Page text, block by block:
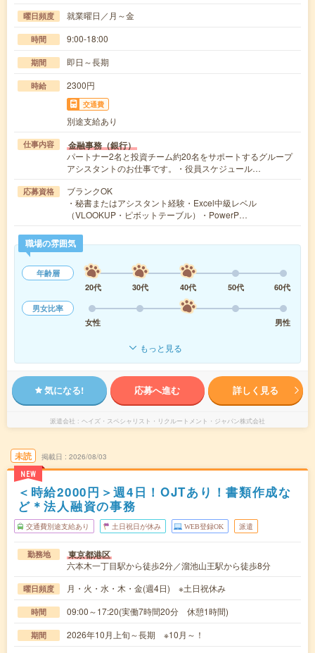
曜日頻度 就業曜日／月～金
時間 9:00-18:00
期間 即日～長期
時給 2300円
交通費
別途支給あり
仕事内容 金融事務（銀行）
パートナー2名と投資チーム約20名をサポートするグループ
アシスタントのお仕事です。・役員スケジュール…
応募資格
ブランクOK
・秘書またはアシスタント経験・Excel中級レベル
（VLOOKUP・ピボットテーブル）・PowerP…
職場の雰囲気
年齢層
20代
30代 40代 50代
60代
男女比率
女性
男性
もっと見る
気になる! 応募へ進む 詳しく見る
派遣会社 ヘイズ・スペシャリスト・リクルートメント・ジャパン株式会社
未読
NEW
掲載日 2026/08/03
＜時給2000円＞週4日！OJTあり！書類作成な
ど＊法人融資の事務
交通費別途支給あり 土日祝日が休み WEB登録OK 派遣
勤務地 東京都港区
六本木一丁目駅から徒歩2分／溜池山王駅から徒歩8分
曜日頻度 月・火・水・木・金(週4日) ※土日祝休み
時間 09:00～17:20(実働7時間20分 休憩1時間)
期間
2026年10月上旬～長期 ※10月～！